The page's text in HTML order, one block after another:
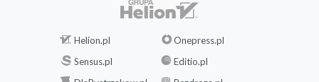
Helion.pl
Onepress.pl
Sensus.pl
Editio.pl